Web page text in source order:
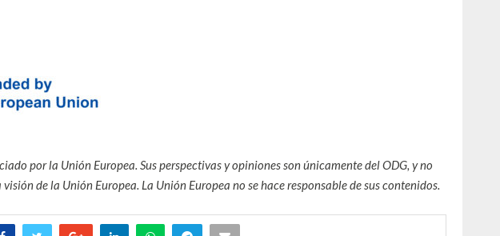
por la Unión Europea. Sus perspectivas y opiniones son únicamente del ODG, y no
de la Unión Europea. La Unión Europea no se hace responsable de sus contenidos.